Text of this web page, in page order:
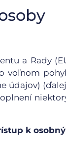
a Rady
voľnom
údajov)
k